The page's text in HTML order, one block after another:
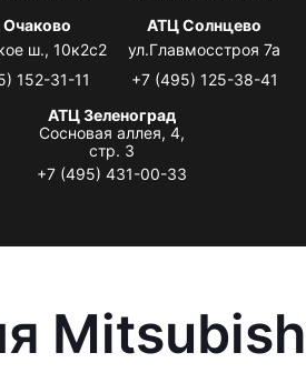
ш., 10к2с2
152-31-11
АТЦ Солнцево
ул.Главмосстроя 7а
+7 (495) 125-38-41
АТЦ Зеленоград
Сосновая аллея, 4,
стр. 3
+7 (495) 431-00-33